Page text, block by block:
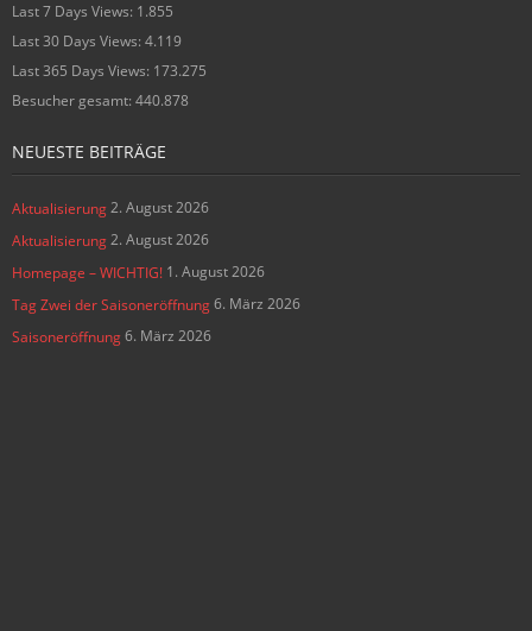
Last 7 Days Views: 1.855
Last 30 Days Views: 4.119
Last 365 Days Views: 173.275
Besucher gesamt: 440.878
NEUESTE BEITRÄGE
Aktualisierung2. August 2026
Aktualisierung2. August 2026
Homepage – WICHTIG! 1. August 2026
Tag Zwei der Saisoneröffnung6. März 2026
Saisoneröffnung6. März 2026